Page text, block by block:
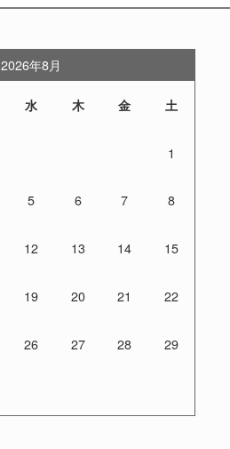
2026年8月
水 木 金 土
1
5 6 7 8
12 13 14 15
19 20 21 22
26 27 28 29